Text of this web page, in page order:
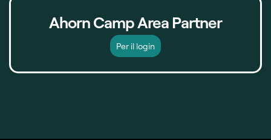
Ahorn Camp Area Partner
Per il login